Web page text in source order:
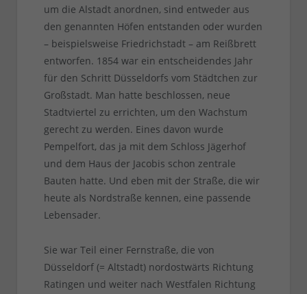
um die Alstadt anordnen, sind entweder aus
den genannten Höfen entstanden oder wurden
– beispielsweise Friedrichstadt – am Reißbrett
entworfen. 1854 war ein entscheidendes Jahr
für den Schritt Düsseldorfs vom Städtchen zur
Großstadt. Man hatte beschlossen, neue
Stadtviertel zu errichten, um den Wachstum
gerecht zu werden. Eines davon wurde
Pempelfort, das ja mit dem Schloss Jägerhof
und dem Haus der Jacobis schon zentrale
Bauten hatte. Und eben mit der Straße, die wir
heute als Nordstraße kennen, eine passende
Lebensader.
Sie war Teil einer Fernstraße, die von
Düsseldorf (= Altstadt) nordostwärts Richtung
Ratingen und weiter nach Westfalen Richtung